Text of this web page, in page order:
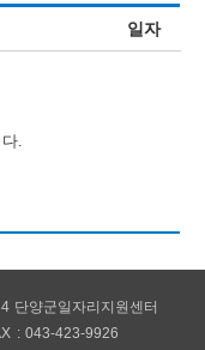
일자
.
단양군일자리지원센터
: 043-423-9926